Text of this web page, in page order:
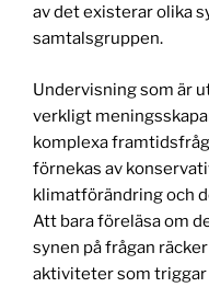
av det existerar olika
samtalsgruppen.
Undervisning som är
verkligt
komplexa
förnekas av
klimatförändring och
Att bara föreläsa om
synen på frågan
aktiviteter som